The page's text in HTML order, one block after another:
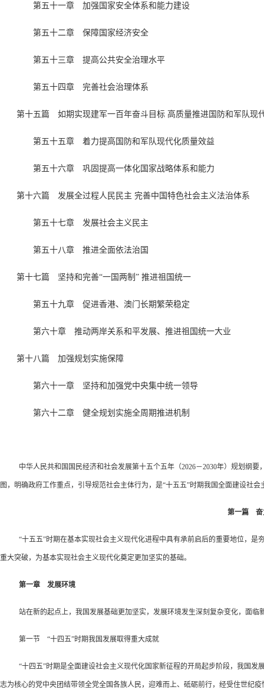
第五十一章 加强国家安全体系和能力建设
第五十二章 保障国家经济安全
第五十三章 提高公共安全治理水平
第五十四章 完善社会治理体系
第十五篇 如期实现建军一百年奋斗目标 高质量推进国防和军队现
第五十五章 着力提高国防和军队现代化质量效益
第五十六章 巩固提高一体化国家战略体系和能力
第十六篇 发展全过程人民民主 完善中国特色社会主义法治体系
第五十七章 发展社会主义民主
第五十八章 推进全面依法治国
第十七篇 坚持和完善“一国两制” 推进祖国统一
第五十九章 促进香港、澳门长期繁荣稳定
第六十章 推动两岸关系和平发展、推进祖国统一大业
第十八篇 加强规划实施保障
第六十一章 坚持和加强党中央集中统一领导
第六十二章 健全规划实施全周期推进机制
中华人民共和国国民经济和社会发展第十五个五年（2026－2030年）规划纲
图，明确政府工作重点，引导规范社会主体行为，是“十五五”时期我国全面建设社
第一篇 奋
“十五五”时期在基本实现社会主义现代化进程中具有承前启后的重要地位，
重大突破，为基本实现社会主义现代化奠定更加坚实的基础。
第一章 发展环境
站在新的起点上，我国发展基础更加坚实，发展环境发生深刻复杂变化，面临
第一节 “十四五”时期我国发展取得重大成就
“十四五”时期是全面建设社会主义现代化国家新征程的开局起步阶段，我国
志为核心的党中央团结带领全党全国各族人民，迎难而上、砥砺前行，经受住世纪